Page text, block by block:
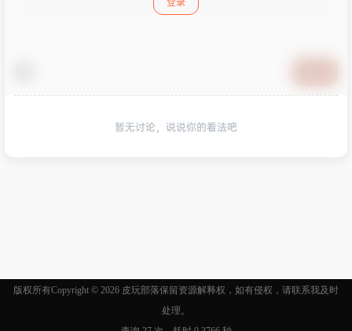
暂无讨论，说说你的看法吧
版权所有Copyright © 2026 皮玩部落保留资源解释权，如有侵权，请联系我及时
处理。